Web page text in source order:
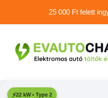
25 000 Ft felett
22 kW • Type 2